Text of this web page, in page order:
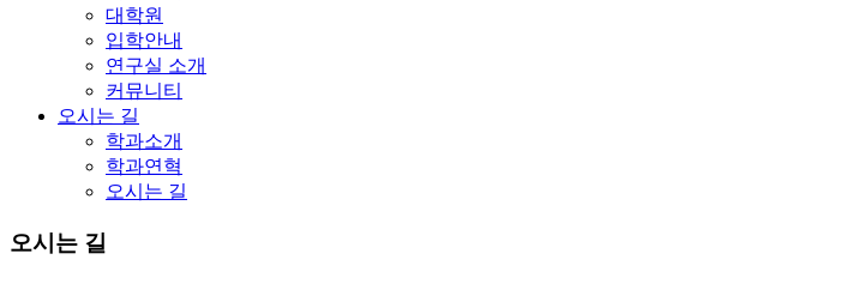
대학원
입학안내
연구실 소개
커뮤니티
오시는 길
학과소개
학과연혁
오시는 길
오시는 길